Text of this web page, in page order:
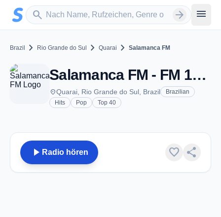
Zum Hauptinhalt springen
search
Sender suchen arrow_forward menu
Brazil chevron_right Rio Grande do Sul chevron_right Quarai chevron_right Salamanca FM
Salamanca FM - FM 101.3 - Quarai
placeQuarai, Rio Grande do Sul, Brazil
Brazilian
Hits
Pop Top 40
play_arrow Radio hören favorite share